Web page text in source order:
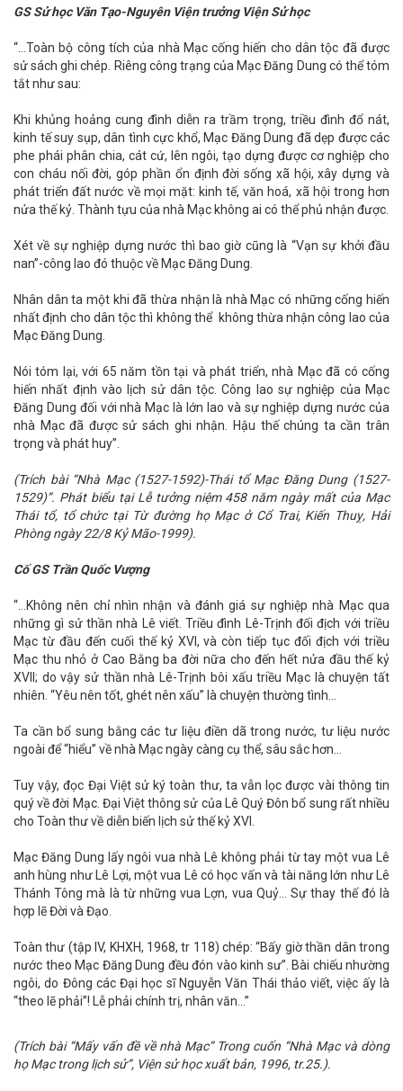
GS Sử học Văn Tạo-Nguyên Viện trưởng Viện Sử học
“…Toàn bộ công tích của nhà Mạc cống hiến cho dân tộc đã được
sử sách ghi chép. Riêng công trạng của Mạc Đăng Dung có thể tóm
tắt như sau:
Khi khủng hoảng cung đình diễn ra trầm trọng, triều đình đổ nát,
kinh tế suy sụp, dân tình cực khổ, Mạc Đăng Dung đã dẹp được các
phe phái phân chia, cát cứ, lên ngôi, tạo dựng được cơ nghiệp cho
con cháu nối đời, góp phần ổn định đời sống xã hội, xây dựng và
phát triển đất nước về mọi mặt: kinh tế, văn hoá, xã hội trong hơn
nửa thế kỷ. Thành tựu của nhà Mạc không ai có thể phủ nhận được.
Xét về sự nghiệp dựng nước thì bao giờ cũng là “Vạn sự khởi đầu
nan”-công lao đó thuộc về Mạc Đăng Dung.
Nhân dân ta một khi đã thừa nhận là nhà Mạc có những cống hiến
nhất định cho dân tộc thì không thể không thừa nhận công lao của
Mạc Đăng Dung.
Nói tóm lại, với 65 năm tồn tại và phát triển, nhà Mạc đã có cống
hiến nhất định vào lịch sử dân tộc. Công lao sự nghiệp của Mạc
Đăng Dung đối với nhà Mạc là lớn lao và sự nghiệp dựng nước của
nhà Mạc đã được sử sách ghi nhận. Hậu thế chúng ta cần trân
trọng và phát huy”.
(Trích bài “Nhà Mạc (1527-1592)-Thái tổ Mạc Đăng Dung (1527-
1529)”. Phát biểu tại Lễ tưởng niệm 458 năm ngày mất của Mạc
Thái tổ, tổ chức tại Từ đường họ Mạc ở Cổ Trai, Kiến Thuỵ, Hải
Phòng ngày 22/8 Kỷ Mão-1999).
Cố GS Trần Quốc Vượng
“…Không nên chỉ nhìn nhận và đánh giá sự nghiệp nhà Mạc qua
những gì sử thần nhà Lê viết. Triều đình Lê-Trịnh đối địch với triều
Mạc từ đầu đến cuối thế kỷ XVI, và còn tiếp tục đối địch với triều
Mạc thu nhỏ ở Cao Bằng ba đời nữa cho đến hết nửa đầu thế kỷ
XVII; do vậy sử thần nhà Lê-Trịnh bôi xấu triều Mạc là chuyện tất
nhiên. “Yêu nên tốt, ghét nên xấu” là chuyện thường tình…
Ta cần bổ sung bằng các tư liệu điền dã trong nước, tư liệu nước
ngoài để “hiểu” về nhà Mạc ngày càng cụ thể, sâu sắc hơn…
Tuy vậy, đọc Đại Việt sử ký toàn thư, ta vẫn lọc được vài thông tin
quý về đời Mạc. Đại Việt thông sử của Lê Quý Đôn bổ sung rất nhiều
cho Toàn thư về diễn biến lịch sử thế kỷ XVI.
Mạc Đăng Dung lấy ngôi vua nhà Lê không phải từ tay một vua Lê
anh hùng như Lê Lợi, một vua Lê có học vấn và tài năng lớn như Lê
Thánh Tông mà là từ những vua Lợn, vua Quỷ… Sự thay thế đó là
hợp lẽ Đời và Đạo.
Toàn thư (tập IV, KHXH, 1968, tr 118) chép: “Bấy giờ thần dân trong
nước theo Mạc Đăng Dung đều đón vào kinh sư”. Bài chiếu nhường
ngôi, do Đông các Đại học sĩ Nguyễn Văn Thái thảo viết, việc ấy là
“theo lẽ phải”! Lễ phải chính trị, nhân văn…”
(Trích bài “Mấy vấn đề về nhà Mạc” Trong cuốn “Nhà Mạc và dòng
họ Mạc trong lịch sử”, Viện sử học xuất bản, 1996, tr.25.).